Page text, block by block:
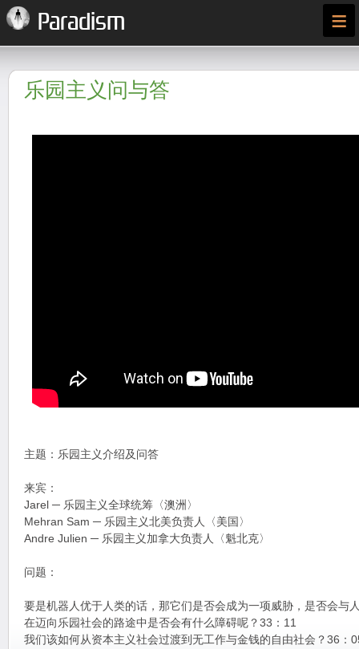
Paradism ≡
乐园主义问与答
主题：乐园主义介绍及问答
来宾：
Jarel ─ 乐园主义全球统筹〈澳洲〉
Mehran Sam ─ 乐园主义北美负责人〈美国〉
Andre Julien ─ 乐园主义加拿大负责人〈魁北克〉
问题：
要是机器人优于人类的话，那它们是否会成为一项威胁，是否会与
在迈向乐园社会的路途中是否会有什么障碍呢？33：11
我们该如何从资本主义社会过渡到无工作与金钱的自由社会？36：